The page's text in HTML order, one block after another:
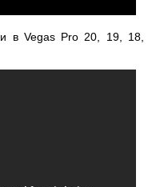
в Vegas Pro 20, 19, 18,